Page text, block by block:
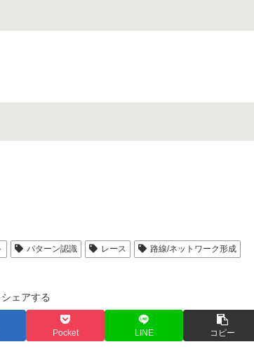
パターン認識 レース
路線/ネットワーク形成
シェアする
Pocket LINE コピー